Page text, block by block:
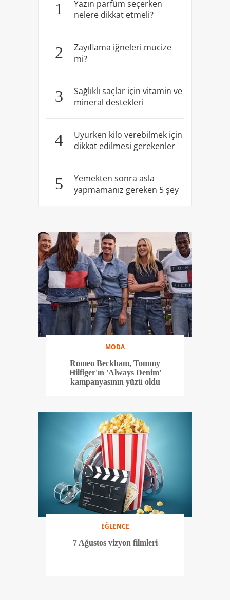
1
Yazın parfüm seçerken
nelere dikkat etmeli?
2
Zayıflama iğneleri mucize
mi?
3
Sağlıklı saçlar için vitamin ve
mineral destekleri
4
Uyurken kilo verebilmek için
dikkat edilmesi gerekenler
5
Yemekten sonra asla
yapmamanız gereken 5 şey
MODA
Romeo Beckham, Tommy
Hilfiger'ın 'Always Denim'
kampanyasının yüzü oldu
EĞLENCE
7 Ağustos vizyon filmleri